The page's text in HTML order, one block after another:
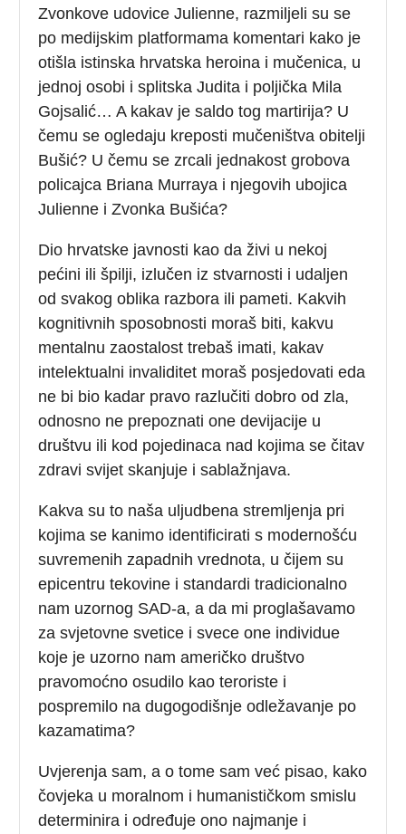
Zvonkove udovice Julienne, razmiljeli su se
po medijskim platformama komentari kako je
otišla istinska hrvatska heroina i mučenica, u
jednoj osobi i splitska Judita i poljička Mila
Gojsalić… A kakav je saldo tog martirija? U
čemu se ogledaju kreposti mučeništva obitelji
Bušić? U čemu se zrcali jednakost grobova
policajca Briana Murraya i njegovih ubojica
Julienne i Zvonka Bušića?
Dio hrvatske javnosti kao da živi u nekoj
pećini ili špilji, izlučen iz stvarnosti i udaljen
od svakog oblika razbora ili pameti. Kakvih
kognitivnih sposobnosti moraš biti, kakvu
mentalnu zaostalost trebaš imati, kakav
intelektualni invaliditet moraš posjedovati eda
ne bi bio kadar pravo razlučiti dobro od zla,
odnosno ne prepoznati one devijacije u
društvu ili kod pojedinaca nad kojima se čitav
zdravi svijet skanjuje i sablažnjava.
Kakva su to naša uljudbena stremljenja pri
kojima se kanimo identificirati s modernošću
suvremenih zapadnih vrednota, u čijem su
epicentru tekovine i standardi tradicionalno
nam uzornog SAD-a, a da mi proglašavamo
za svjetovne svetice i svece one individue
koje je uzorno nam američko društvo
pravomoćno osudilo kao teroriste i
pospremilo na dugogodišnje odležavanje po
kazamatima?
Uvjerenja sam, a o tome sam već pisao, kako
čovjeka u moralnom i humanističkom smislu
determinira i određuje ono najmanje i